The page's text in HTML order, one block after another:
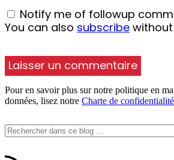
Notify me of followup
You can also subscribe
Pour en savoir plus sur notre politique en
données, lisez notre Charte de confidentialité